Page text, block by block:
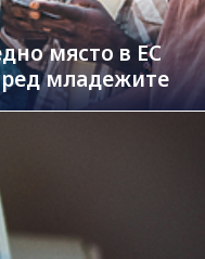
място в ЕС
младежите